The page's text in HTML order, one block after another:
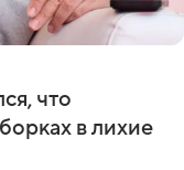
что
в лихие